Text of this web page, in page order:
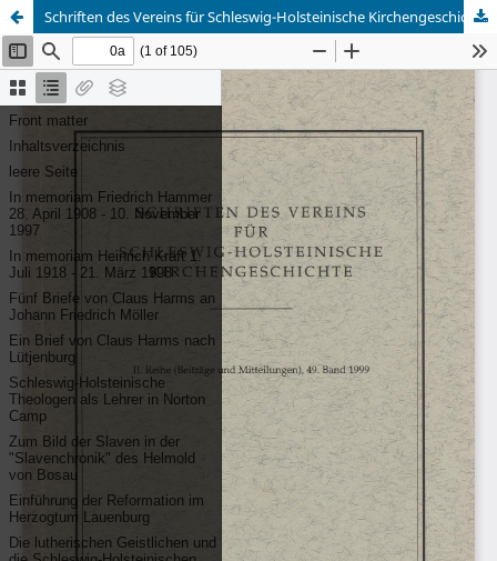
Schriften des Vereins für Schleswig-Holsteinische Kirchengeschichte. 2. Reihe, Beiträge und Mitteilungen, Band 49, Gesamtvolltext